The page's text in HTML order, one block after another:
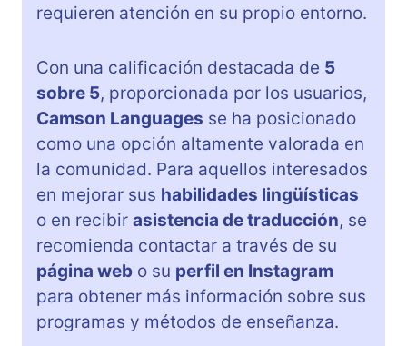
requieren atención en su propio entorno.
Con una calificación destacada de 5
sobre 5, proporcionada por los usuarios,
Camson Languages se ha posicionado
como una opción altamente valorada en
la comunidad. Para aquellos interesados
en mejorar sus habilidades lingüísticas
o en recibir asistencia de traducción, se
recomienda contactar a través de su
página web o su perfil en Instagram
para obtener más información sobre sus
programas y métodos de enseñanza.